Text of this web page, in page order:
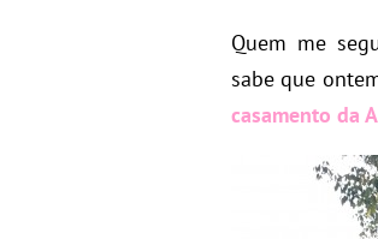
Quem me
sabe que
casamento da